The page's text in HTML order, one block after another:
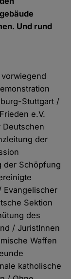
Und rund
Stuttgart /
e.V.
Deutschen
der
der Schöpfung
Evangelischer
Sektion
des
/ JuristInnen
Waffen
katholische